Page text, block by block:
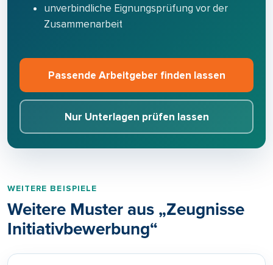
unverbindliche Eignungsprüfung vor der
Zusammenarbeit
Passende Arbeitgeber finden lassen
Nur Unterlagen prüfen lassen
WEITERE BEISPIELE
Weitere Muster aus „Zeugnisse
Initiativbewerbung“